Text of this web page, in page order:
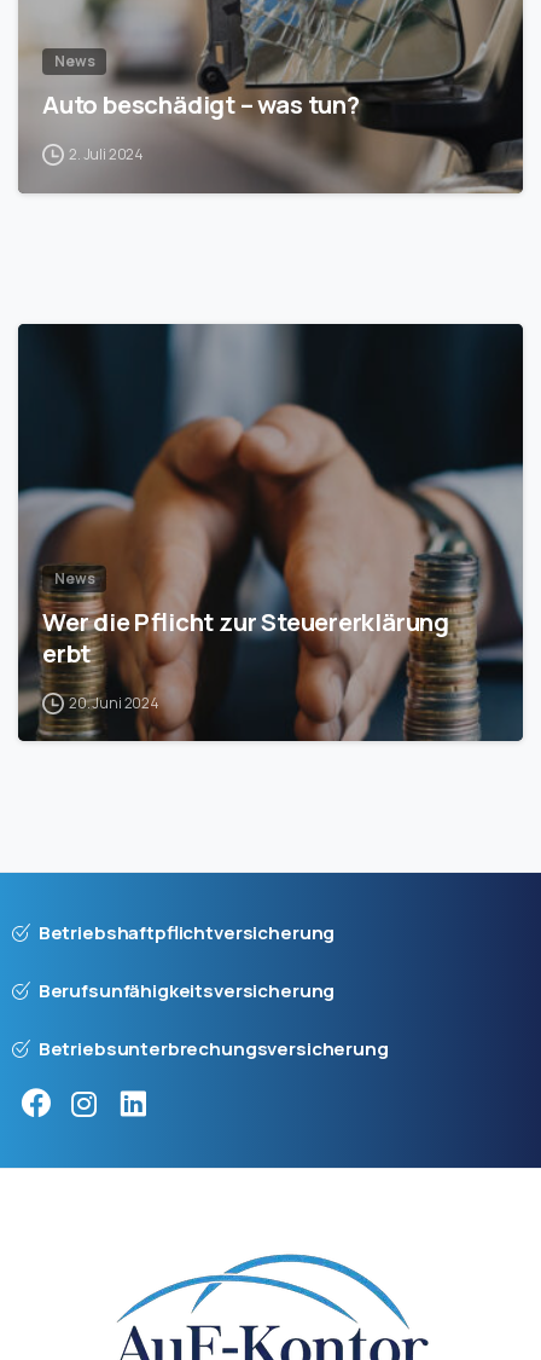
News
Auto beschädigt – was tun?
2. Juli 2024
News
Wer die Pflicht zur Steuererklärung
erbt
20. Juni 2024
Betriebshaftpflichtversicherung
Berufsunfähigkeitsversicherung
Betriebsunterbrechungsversicherung